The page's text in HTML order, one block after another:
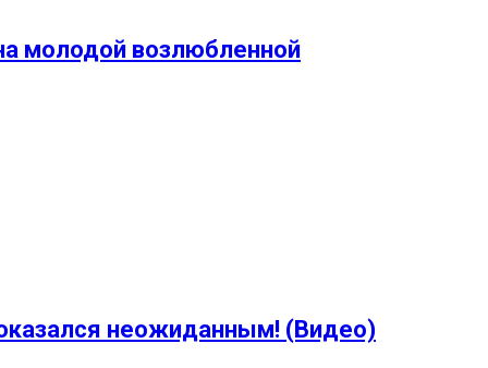
молодой возлюбленной
неожиданным! (Видео)